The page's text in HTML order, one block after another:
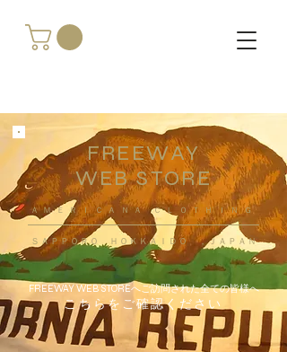
FREEWAY
WEB STORE
​ＡＭＥＲＩＣＡＮＡ ＣＬＯＴＨＩＮＧ
ＳＡＰＰＯＲＯ ＨＯＫＫＡＩＤＯ ，ＪＡＰＡＮ
FREEWAY WEB STOREへご訪問された全ての皆様へ
こちらをご確認ください